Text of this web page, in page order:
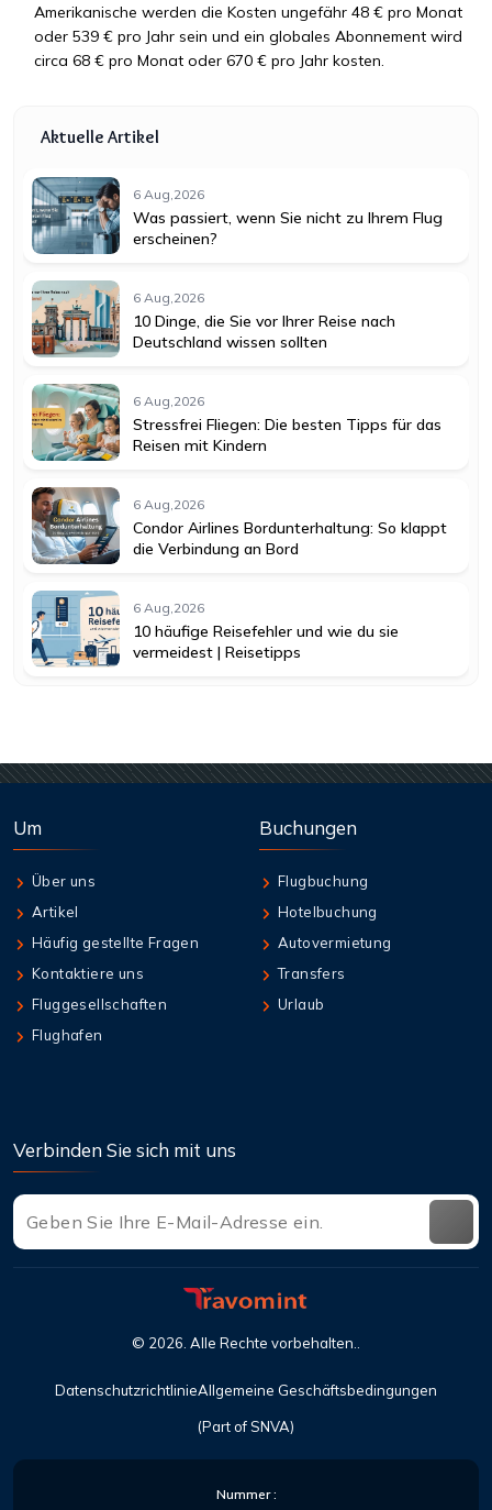
Amerikanische werden die Kosten ungefähr 48 € pro Monat
oder 539 € pro Jahr sein und ein globales Abonnement wird
circa 68 € pro Monat oder 670 € pro Jahr kosten.
Aktuelle Artikel
6 Aug,2026
Was passiert, wenn Sie nicht zu Ihrem Flug
erscheinen?
6 Aug,2026
10 Dinge, die Sie vor Ihrer Reise nach
Deutschland wissen sollten
6 Aug,2026
Stressfrei Fliegen: Die besten Tipps für das
Reisen mit Kindern
6 Aug,2026
Condor Airlines Bordunterhaltung: So klappt
die Verbindung an Bord
6 Aug,2026
10 häufige Reisefehler und wie du sie
vermeidest | Reisetipps
Um
Über uns
Artikel
Häufig gestellte Fragen
Kontaktiere uns
Fluggesellschaften
Flughafen
Buchungen
Flugbuchung
Hotelbuchung
Autovermietung
Transfers
Urlaub
Verbinden Sie sich mit uns
(Part of SNVA)
© 2026 . Alle Rechte vorbehalten..
DatenschutzrichtlinieAllgemeine Geschäftsbedingungen
Nummer :